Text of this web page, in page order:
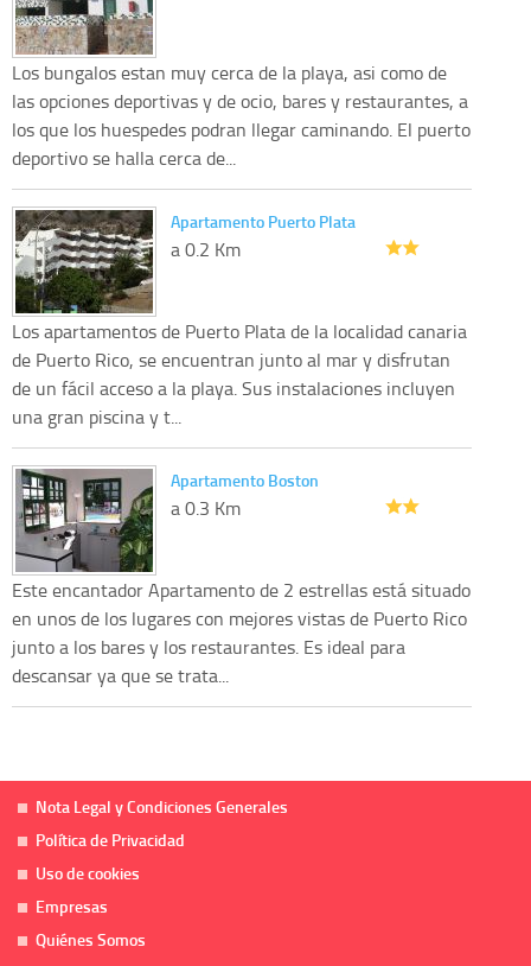
Los bungalos estan muy cerca de la playa, asi como de
las opciones deportivas y de ocio, bares y restaurantes, a
los que los huespedes podran llegar caminando. El puerto
deportivo se halla cerca de...
Apartamento Puerto Plata
a 0.2 Km
Los apartamentos de Puerto Plata de la localidad canaria
de Puerto Rico, se encuentran junto al mar y disfrutan
de un fácil acceso a la playa. Sus instalaciones incluyen
una gran piscina y t...
Apartamento Boston
a 0.3 Km
Este encantador Apartamento de 2 estrellas está situado
en unos de los lugares con mejores vistas de Puerto Rico
junto a los bares y los restaurantes. Es ideal para
descansar ya que se trata...
Nota Legal y Condiciones Generales
Política de Privacidad
Uso de cookies
Empresas
Quiénes Somos